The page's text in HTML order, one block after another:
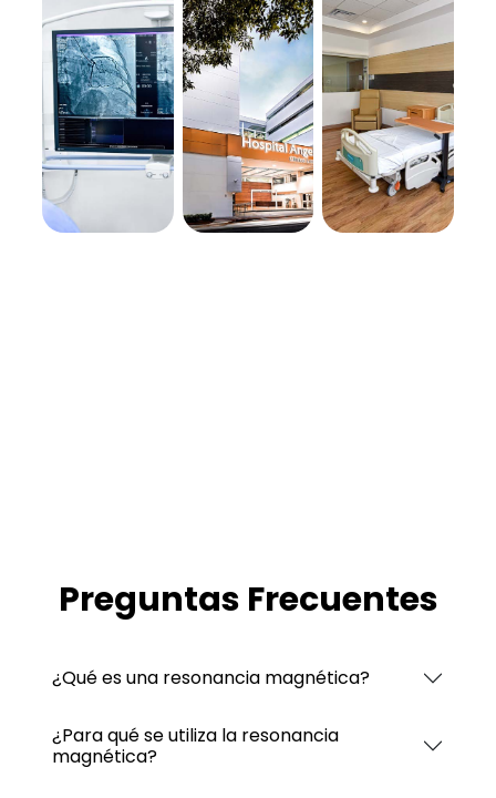
Preguntas Frecuentes
¿Qué es una resonancia magnética?
¿Para qué se utiliza la resonancia
magnética?